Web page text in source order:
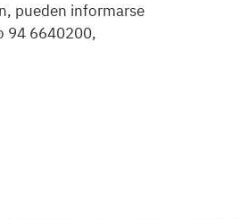
pueden informarse
94 6640200,